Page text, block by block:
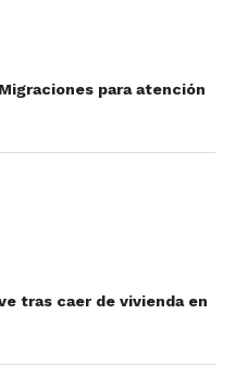
para atención
tras caer de vivienda en